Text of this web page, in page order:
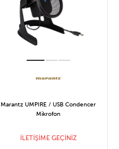
Marantz UMPIRE / USB Condencer
Mikrofon
İLETİŞİME GEÇİNİZ